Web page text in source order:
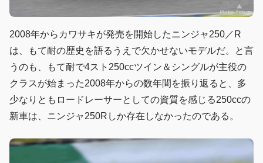
2008年からカワサキが発売を開始したニンジャ250／R
は、もて耐の歴史を語るうえで欠かせないモデルだ。と言
うのも、もて耐で4スト250ccツイン＆シングルが主役の
クラスが始まった2008年からの数年間を振り返ると、多
少なりともロードレーサーとしての資質を感じる250ccの
新車は、ニンジャ250Rしか存在しなかったのである。